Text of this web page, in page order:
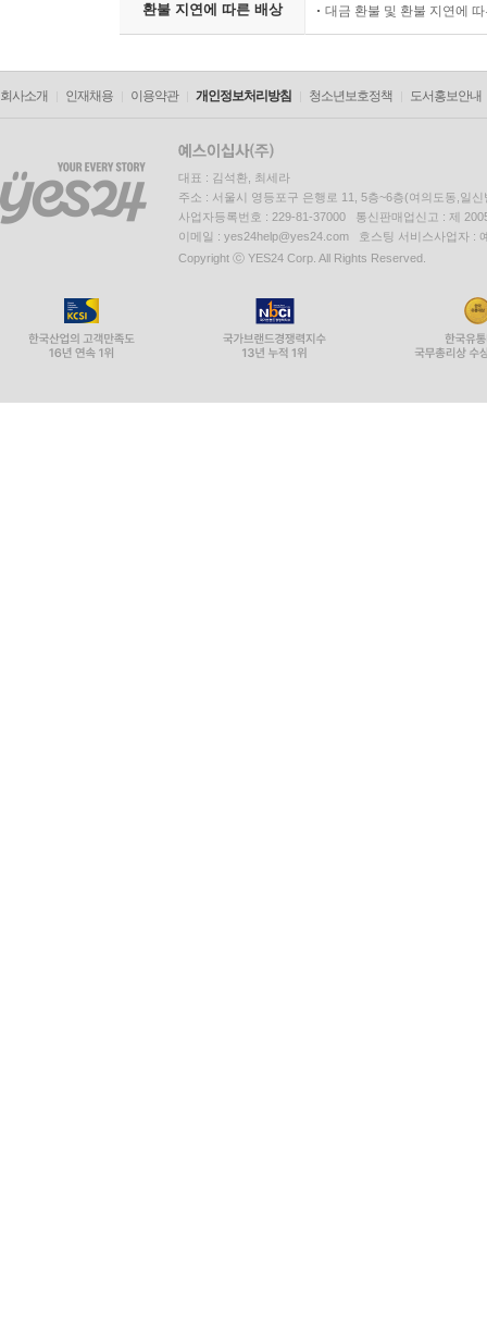
환불 지연에 따른 배상 대금 환불 및 환불 지연에
회사소개 인재채용 이용약관 개인정보처리방침 청소년보호정책 도서홍보안내
대표 : 김석환, 최세라
주소 : 서울시 영등포구 은행로 11, 5층~6층(여의도동,일신
사업자등록번호 : 229-81-37000 통신판매업신고 : 제
이메일 : yes24help@yes24.com 호스팅 서비스사업자 :
Copyright ⓒ YES24 Corp. All Rights Reserved.